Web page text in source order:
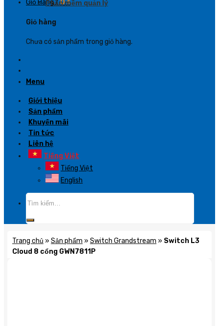
Giỏ Hàng /0₫
Giỏ hàng
Chưa có sản phẩm trong giỏ hàng.
Menu
Phần mềm quản lý
Giới thiệu
Sản phẩm
Khuyến mãi
Tin tức
Liên hệ
Tiếng Việt
Tiếng Việt
English
Trang chủ » Sản phẩm » Switch Grandstream » Switch L3
Cloud 8 cổng GWN7811P